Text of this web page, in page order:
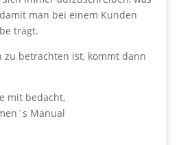
man bei einem Kunden
trägt.
zu betrachten ist, kommt dann
mit bedacht,
Manual